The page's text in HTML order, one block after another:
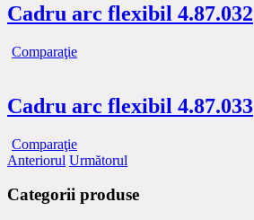
Cadru arc flexibil 4.87.032
Comparaţie
Cadru arc flexibil 4.87.033
Comparaţie
Anteriorul Următorul
Categorii produse